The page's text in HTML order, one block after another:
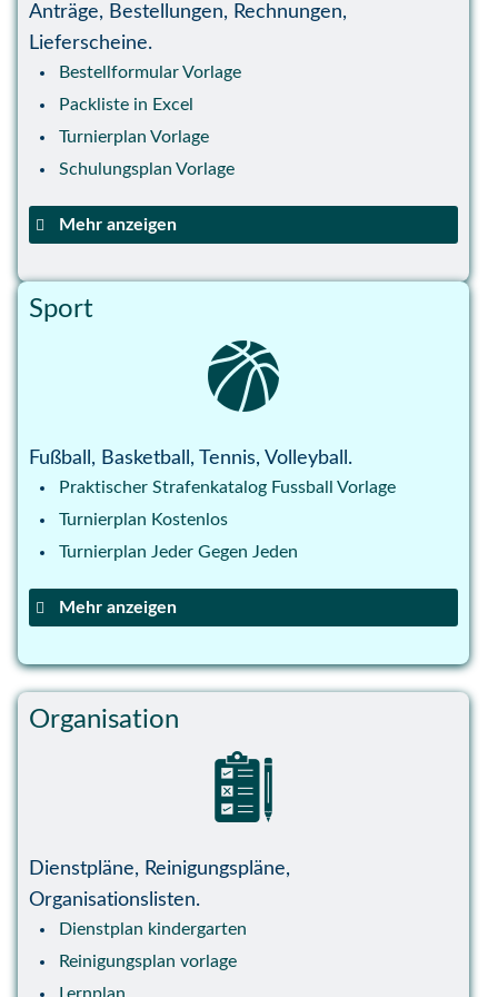
Teilnehmerliste vorlage
Teilnehmerliste pdf vorlage
Überstunden Tabelle
Zeiterfassung Vorlage
Businessplan Vorlage
T Konten Vorlage
Controlling Vorlage
Depotverwaltung Vorlagen
Einkommensteuer Vorlage
Etiketten Vorlage
Firmenwagen Zuhause laden vorlage
Anträge, Bestellungen, Rechnungen,
Lieferscheine.
Bestellformular Vorlage
Packliste in Excel
Turnierplan Vorlage
Schulungsplan Vorlage
Mehr anzeigen
Blutzucker Tabelle Vorlage
Fuhrparkverwaltung Vorlage
Telefonnotiz vorlage excel
Telefonnotiz vorlage pdf und word
Rapportzettel
Sport
Fußball, Basketball, Tennis, Volleyball.
Praktischer Strafenkatalog Fussball Vorlage
Turnierplan Kostenlos
Turnierplan Jeder Gegen Jeden
Mehr anzeigen
Vorbereitungsplan Fussball
Wurfelpoker vorlage
Trainingsplan Vorlage
Organisation
Dienstpläne, Reinigungspläne,
Organisationslisten.
Dienstplan kindergarten
Reinigungsplan vorlage